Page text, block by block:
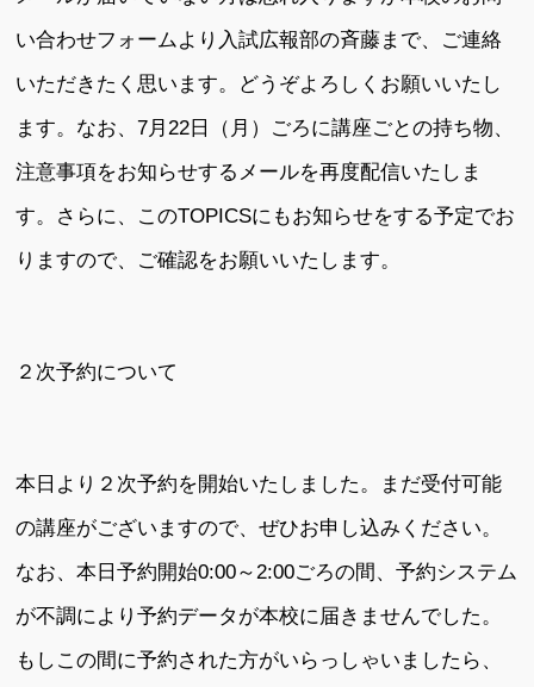
い合わせフォームより入試広報部の斉藤まで、ご連絡
いただきたく思います。どうぞよろしくお願いいたし
ます。なお、7月22日（月）ごろに講座ごとの持ち物、
注意事項をお知らせするメールを再度配信いたしま
す。さらに、このTOPICSにもお知らせをする予定でお
りますので、ご確認をお願いいたします。
２次予約について
本日より２次予約を開始いたしました。まだ受付可能
の講座がございますので、ぜひお申し込みください。
なお、本日予約開始0:00～2:00ごろの間、予約システム
が不調により予約データが本校に届きませんでした。
もしこの間に予約された方がいらっしゃいましたら、